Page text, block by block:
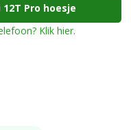
Pro hoesje
Klik hier.